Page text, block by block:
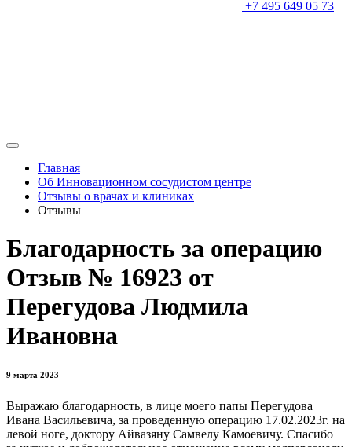
+7 495 649 05 73
Главная
Об Инновационном сосудистом центре
Отзывы о врачах и клиниках
Отзывы
Благодарность за операцию
Отзыв № 16923 от
Перегудова Людмила
Ивановна
9 марта 2023
Выражаю благодарность, в лице моего папы Перегудова
Ивана Васильевича, за проведенную операцию 17.02.2023г. на
левой ноге, доктору Айвазяну Самвелу Камоевичу. Спасибо